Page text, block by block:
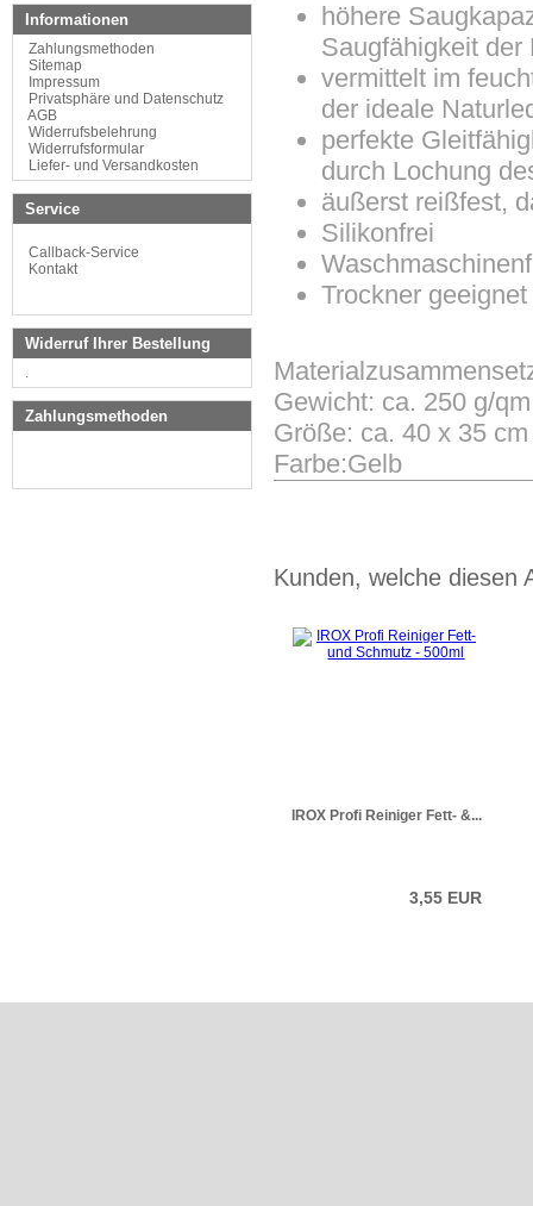
höhere
Saugfähigkeit der
vermittelt im
der ideale
perfekte
durch Lochung
äußerst reißfest,
Silikonfrei
Trockner geeignet
Gewicht: ca. 250 g/qm
Größe: ca. 40 x 35 cm
Farbe:Gelb
Kunden, welche diesen
IROX Profi Reiniger Fett- &...
3,55 EUR
Informationen
Zahlungsmethoden
Sitemap
Impressum
Privatsphäre und Datenschutz
AGB
Widerrufsbelehrung
Widerrufsformular
Liefer- und Versandkosten
Service
Callback-Service
Kontakt
Widerruf Ihrer Bestellung
.
Zahlungsmethoden